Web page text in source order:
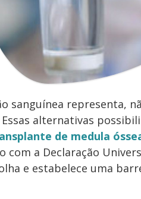
sanguínea representa,
alternativas
de medula
a Declaração
e estabelece uma